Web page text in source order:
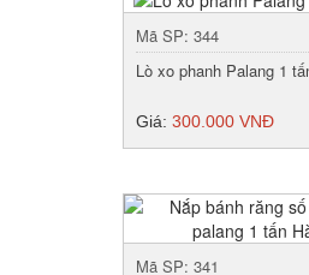
Mã SP: 344
Lò xo phanh Palang 1
Giá: 300.000 VNĐ
Mã SP: 341